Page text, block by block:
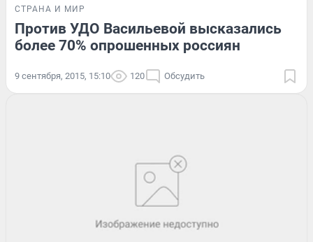
СТРАНА И МИР
Против УДО Васильевой высказались
более 70% опрошенных россиян
9 сентября, 2015, 15:10 120 Обсудить